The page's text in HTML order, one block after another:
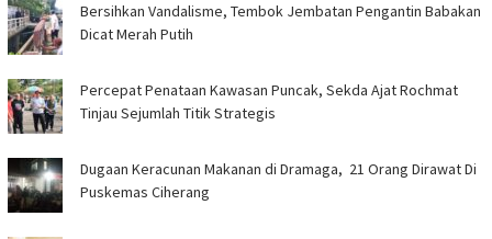
Bersihkan Vandalisme, Tembok Jembatan Pengantin Babakan
Dicat Merah Putih ‎
‎Percepat Penataan Kawasan Puncak, Sekda Ajat Rochmat
Tinjau Sejumlah Titik Strategis ‎
‎Dugaan Keracunan Makanan di Dramaga, 21 Orang Dirawat Di
Puskemas Ciherang ‎